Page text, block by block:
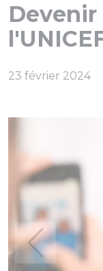
Devenir
23 février 2024